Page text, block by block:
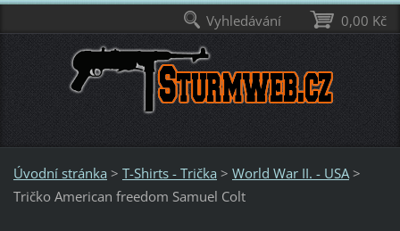
Úvodní stránka > T-Shirts - Trička > World War II. - USA >
Tričko American freedom Samuel Colt
0,00 Kč
Vyhledávání